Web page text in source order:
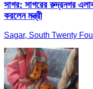
সাগর: সাগরের রুদ্রনগর
করলেন মন্ত্রী
Sagar, South Twenty